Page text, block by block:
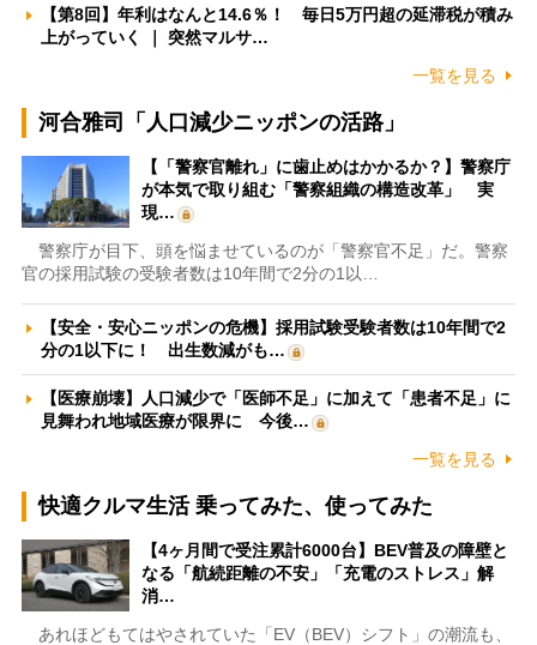
【第8回】年利はなんと14.6％！ 毎日5万円超の延滞税が積み
上がっていく ｜ 突然マルサ…
一覧を見る
河合雅司「人口減少ニッポンの活路」
【「警察官離れ」に歯止めはかかるか？】警察庁
が本気で取り組む「警察組織の構造改革」 実
現…
警察庁が目下、頭を悩ませているのが「警察官不足」だ。警察
官の採用試験の受験者数は10年間で2分の1以…
【安全・安心ニッポンの危機】採用試験受験者数は10年間で2
分の1以下に！ 出生数減がも…
【医療崩壊】人口減少で「医師不足」に加えて「患者不足」に
見舞われ地域医療が限界に 今後…
一覧を見る
快適クルマ生活 乗ってみた、使ってみた
【4ヶ月間で受注累計6000台】BEV普及の障壁と
なる「航続距離の不安」「充電のストレス」解
消…
あれほどもてはやされていた「EV（BEV）シフト」の潮流も、